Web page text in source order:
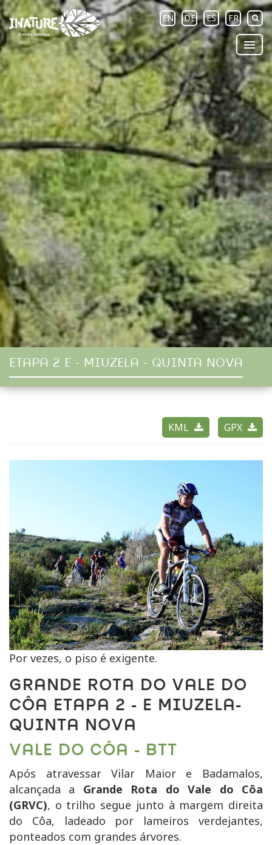
EN DE ES FR
ETAPA 2 E - MIUZELA - QUINTA NOVA
KML GPX
Por vezes, o piso é exigente.
GRANDE ROTA DO VALE DO
CÔA ETAPA 2 - E MIUZELA-
QUINTA NOVA
VALE DO CÔA - BTT
Após atravessar Vilar Maior e Badamalos,
alcançada a Grande Rota do Vale do Côa
(GRVC), o trilho segue junto à margem direita
do Côa, ladeado por lameiros verdejantes,
ponteados com grandes árvores.